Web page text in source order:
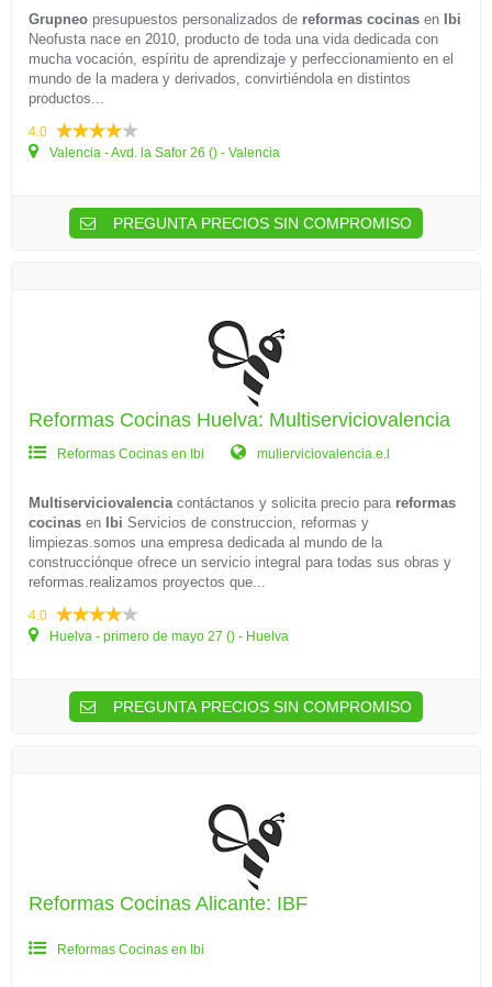
Grupneo presupuestos personalizados de reformas cocinas en
Ibi
Neofusta nace en 2010, producto de toda una vida dedicada con
mucha vocación, espíritu de aprendizaje y perfeccionamiento en el
mundo de la madera y derivados, convirtiéndola en distintos
productos...
4.0
Valencia - Avd. la Safor 26 () - Valencia
PREGUNTA PRECIOS SIN COMPROMISO
Reformas Cocinas Huelva: Multiserviciovalencia
Reformas Cocinas en Ibi mulierviciovalencia.e.l
Multiserviciovalenciacontáctanos y solicita precio para reformas
cocinas en Ibi Servicios de construccion, reformas y
limpiezas.somos una empresa dedicada al mundo de la
construcciónque ofrece un servicio integral para todas sus obras y
reformas.realizamos proyectos que...
4.0
Huelva - primero de mayo 27 () - Huelva
PREGUNTA PRECIOS SIN COMPROMISO
Reformas Cocinas Alicante: IBF
Reformas Cocinas en Ibi